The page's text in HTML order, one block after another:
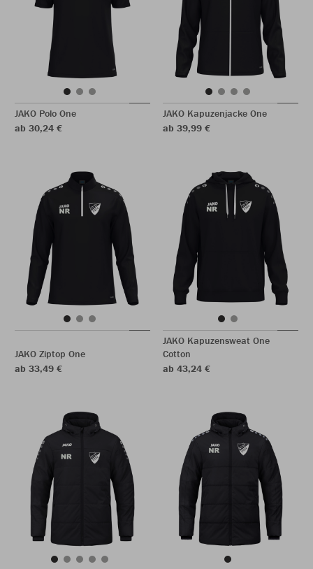
JAKO Polo One
ab 30,24 €
JAKO Kapuzenjacke One
ab 39,99 €
JAKO Ziptop One
ab 33,49 €
JAKO Kapuzensweat One
Cotton
ab 43,24 €